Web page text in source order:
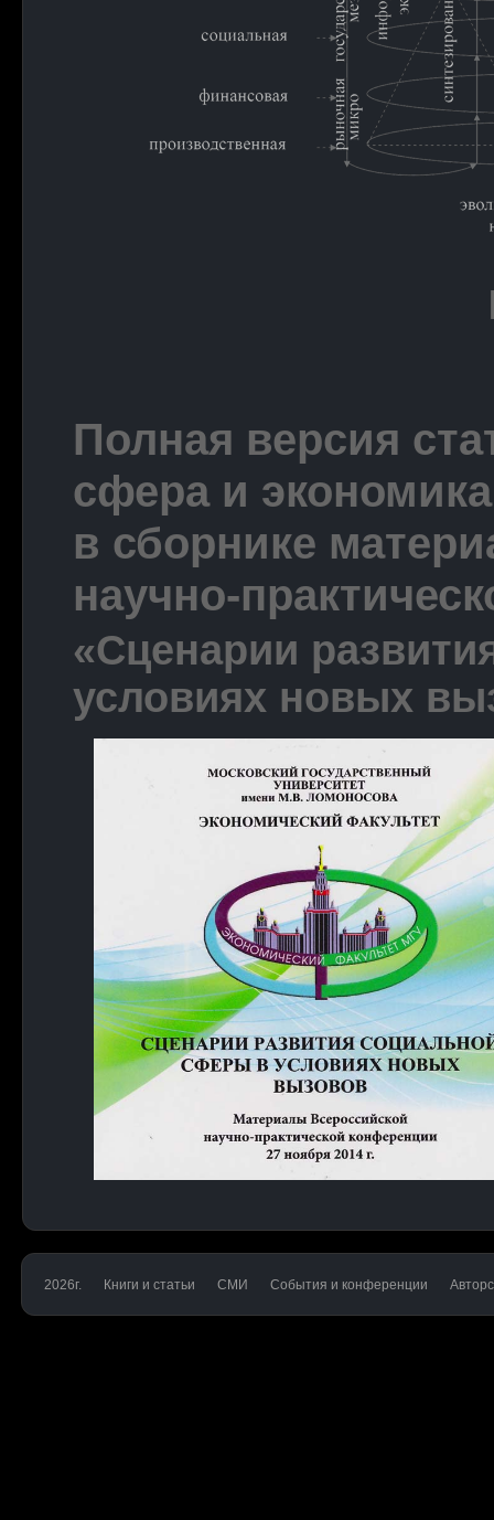
Полная версия
сфера и
в сборнике
научно-
«Сценарии
условиях новых
2026г. Книги и статьи СМИ События и конференции